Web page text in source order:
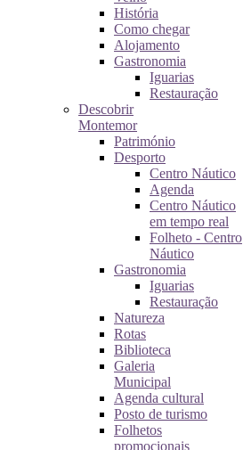
História
Como chegar
Alojamento
Gastronomia
Iguarias
Restauração
Descobrir
Montemor
Património
Desporto
Centro Náutico
Agenda
Centro Náutico
em tempo real
Folheto - Centro
Náutico
Gastronomia
Iguarias
Restauração
Natureza
Rotas
Biblioteca
Galeria
Municipal
Agenda cultural
Posto de turismo
Folhetos
promocionais